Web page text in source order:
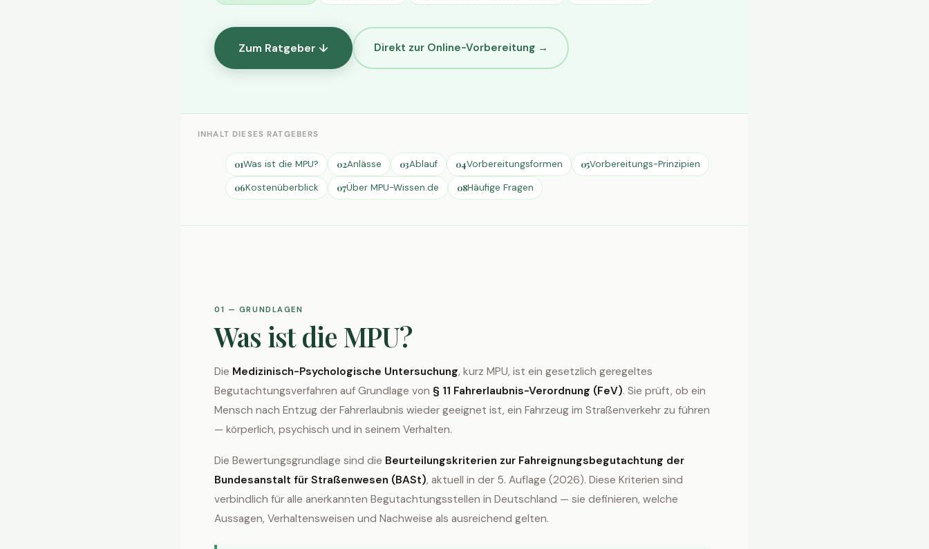
Zum Ratgeber ↓ Direkt zur Online-Vorbereitung →
INHALT DIESES RATGEBERS
01Was ist die MPU? 02Anlässe 03Ablauf 04Vorbereitungsformen 05Vorbereitungs-Prinzipien
06Kostenüberblick 07Über MPU-Wissen.de 08Häufige Fragen
01 — GRUNDLAGEN
Was ist die MPU?
Die Medizinisch-Psychologische Untersuchung, kurz MPU, ist ein gesetzlich geregeltes
Begutachtungsverfahren auf Grundlage von § 11 Fahrerlaubnis-Verordnung (FeV). Sie prüft, ob ein
Mensch nach Entzug der Fahrerlaubnis wieder geeignet ist, ein Fahrzeug im Straßenverkehr zu führen
— körperlich, psychisch und in seinem Verhalten.
Die Bewertungsgrundlage sind die Beurteilungskriterien zur Fahreignungsbegutachtung der
Bundesanstalt für Straßenwesen (BASt), aktuell in der 5. Auflage (2026). Diese Kriterien sind
verbindlich für alle anerkannten Begutachtungsstellen in Deutschland — sie definieren, welche
Aussagen, Verhaltensweisen und Nachweise als ausreichend gelten.